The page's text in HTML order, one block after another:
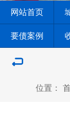
网站首页
要债案例
位置：